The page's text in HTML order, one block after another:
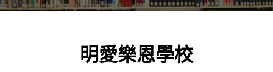
明愛樂恩學校